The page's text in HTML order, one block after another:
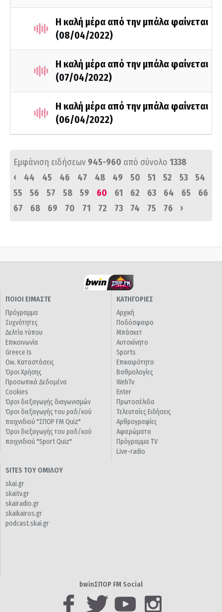
Η καλή μέρα από την μπάλα φαίνεται
(08/04/2022)
Η καλή μέρα από την μπάλα φαίνεται
(07/04/2022)
Η καλή μέρα από την μπάλα φαίνεται
(06/04/2022)
Εμφάνιση ειδήσεων 945-960 από σύνολο 1338
‹
44 45 46 47 48 49 50 51 52 53
54
55
56 57 58 59 60 61 62 63 64 65
66
67
68 69 70 71 72 73 74 75 76 ›
ΠΟΙΟΙ ΕΙΜΑΣΤΕ
Πρόγραμμα
Συχνότητες
Δελτία τύπου
Επικοινωνία
Greece Is
Οικ. Καταστάσεις
Όροι Χρήσης
Προσωπικά Δεδομένα
Cookies
Όροι διεξαγωγής διαγωνισμών
Όροι διεξαγωγής του ραδ/κού
παιχνιδιού "ΣΠΟΡ FM Quiz"
Όροι διεξαγωγής του ραδ/κού
παιχνιδιού "Sport Quiz"
ΚΑΤΗΓΟΡΙΕΣ
Αρχική
Ποδόσφαιρο
Μπάσκετ
Αυτοκίνητο
Sports
Επικαιρότητα
Βαθμολογίες
WebTv
Enter
Πρωτοσέλιδα
Τελευταίες Ειδήσεις
Αρθρογραφίες
Αφιερώματα
Πρόγραμμα TV
Live-radio
SITES ΤΟΥ ΟΜΙΛΟΥ
skai.gr
skaitv.gr
skairadio.gr
skaikairos.gr
podcast.skai.gr
bwinΣΠΟΡ FM Social